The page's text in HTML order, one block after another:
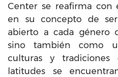
Center se reafirma con
en su concepto de
abierto a cada género
sino también como
culturas y
latitudes se